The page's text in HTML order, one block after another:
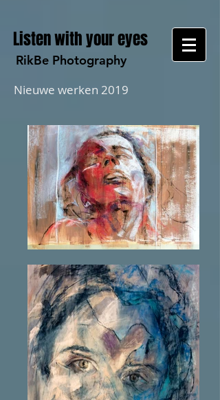
Listen with your eyes
RikBe Photography
Nieuwe werken 2019